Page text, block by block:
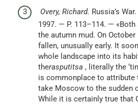
Overy, Richard. Russia’s
1997. — P. 113–114. —
the autumn mud. On
fallen, unusually early. It
whole landscape into its
therasputitsa , literally the
is commonplace to attribute
take Moscow to the sudden
While it is certainly true that